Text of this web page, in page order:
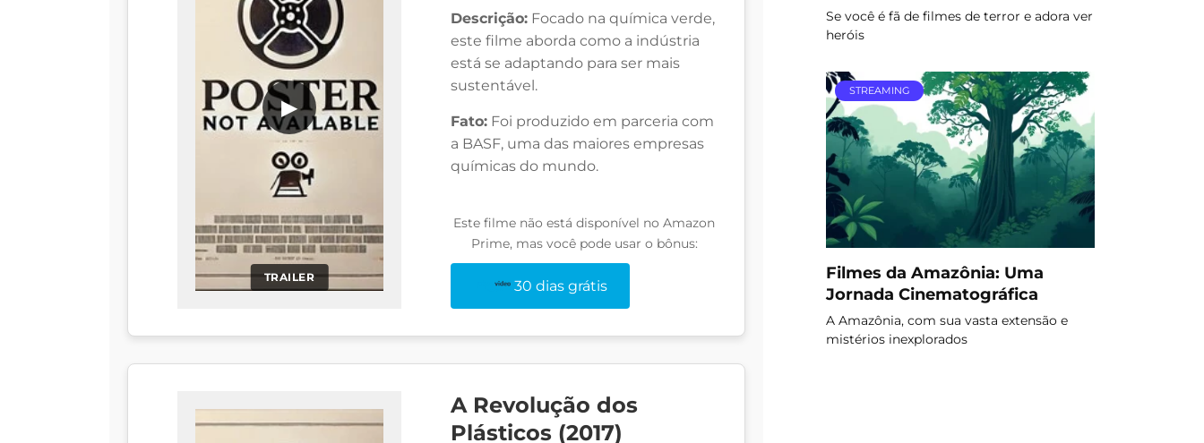
TRAILER
▶
Descrição: Focado na química verde,
este filme aborda como a indústria
está se adaptando para ser mais
sustentável.
Fato: Foi produzido em parceria com
a BASF, uma das maiores empresas
químicas do mundo.
Este filme não está disponível no Amazon
Prime, mas você pode usar o bônus:
30 dias grátis
A Revolução dos
Plásticos (2017)
Se você é fã de filmes de terror e adora ver
heróis
STREAMING
Filmes da Amazônia: Uma
Jornada Cinematográfica
A Amazônia, com sua vasta extensão e
mistérios inexplorados